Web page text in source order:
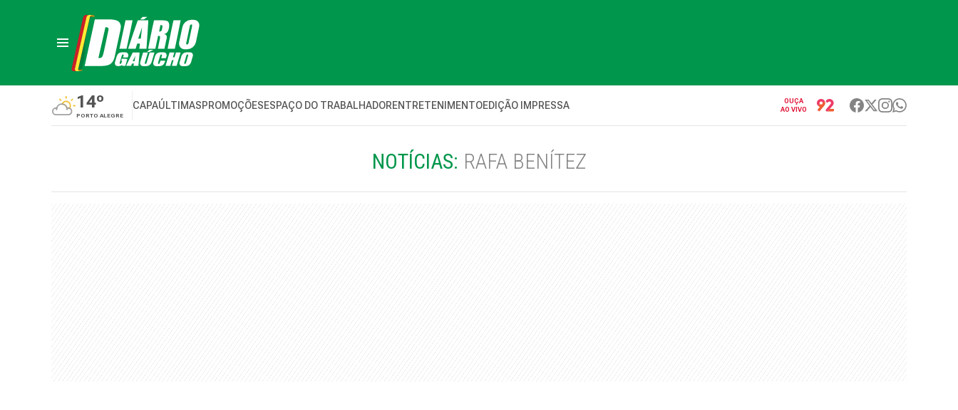
14º
PORTO ALEGRE
CAPAÚLTIMASPROMOÇÕESESPAÇO DO TRABALHADORENTRETENIMENTOEDIÇÃO IMPRESSA
OUÇA
AO VIVO
NOTÍCIAS: RAFA BENÍTEZ